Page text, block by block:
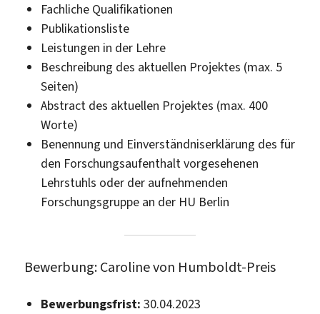
Fachliche Qualifikationen
Publikationsliste
Leistungen in der Lehre
Beschreibung des aktuellen Projektes (max. 5
Seiten)
Abstract des aktuellen Projektes (max. 400
Worte)
Benennung und Einverständniserklärung des für
den Forschungsaufenthalt vorgesehenen
Lehrstuhls oder der aufnehmenden
Forschungsgruppe an der HU Berlin
Bewerbung: Caroline von Humboldt-Preis
Bewerbungsfrist: 30.04.2023